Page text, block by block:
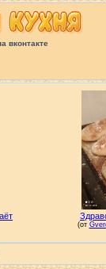
вконтакте